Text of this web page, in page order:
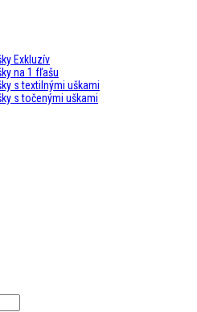
Exkluzív
na 1 fľašu
s textilnými uškami
s točenými uškami